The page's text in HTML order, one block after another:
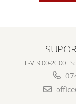
L-V: 9:00-20:00 I